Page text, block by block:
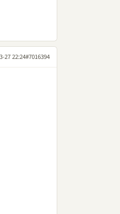
27 22:24#7016394